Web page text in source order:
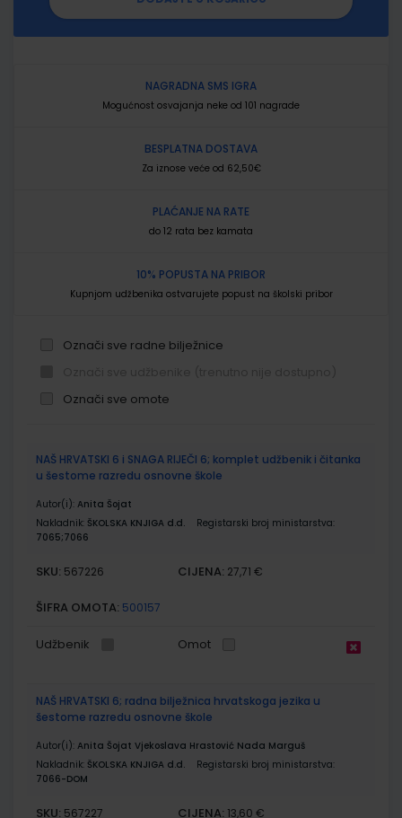
NAGRADNA SMS IGRA
Mogućnost osvajanja neke od 101 nagrade
BESPLATNA DOSTAVA
Za iznose veće od 62,50€
PLAĆANJE NA RATE
do 12 rata bez kamata
10% POPUSTA NA PRIBOR
Kupnjom udžbenika ostvarujete popust na školski pribor
Označi sve radne bilježnice
Označi sve omote
proizvodi
NAŠ HRVATSKI 6 i SNAGA RIJEČI 6; komplet udžbenik i čitanka
u šestome razredu osnovne škole
Autor(i): Anita Šojat
Nakladnik: ŠKOLSKA KNJIGA d.d.
Registarski broj ministarstva:
7065;7066
SKU: 567226 CIJENA: 27,71 €
ŠIFRA OMOTA: 500157
Udžbenik Omot
NAŠ HRVATSKI 6; radna bilježnica hrvatskoga jezika u
šestome razredu osnovne škole
Autor(i): Anita Šojat Vjekoslava Hrastović Nada Marguš
Nakladnik: ŠKOLSKA KNJIGA d.d.
Registarski broj ministarstva:
7066-DOM
SKU: 567227 CIJENA: 13,60 €